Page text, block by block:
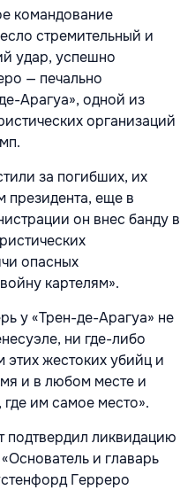
командование
стремительный и
удар, успешно
— печально
Арагуа», одной из
организаций
за погибших, их
президента, еще в
он внес банду в
опасных
картелям».
у «Трен-де-Арагуа» не
ни где-либо
жестоких убийц и
и в любом месте и
им самое место».
подтвердил ликвидацию
и главарь
Герреро